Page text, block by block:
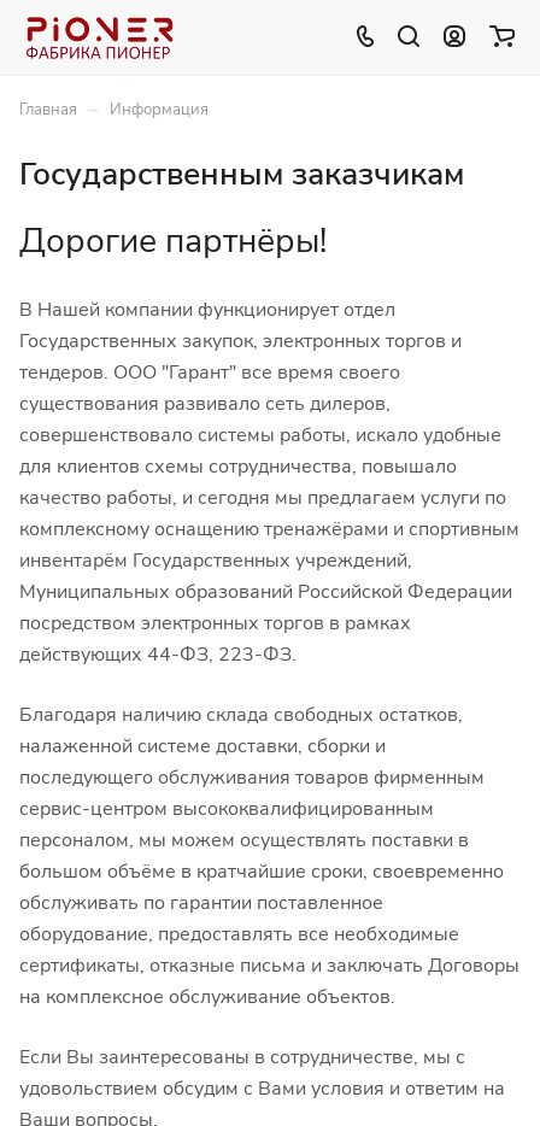
Главная – Информация
Государственным заказчикам
Дорогие партнёры!
В Нашей компании функционирует отдел
Государственных закупок, электронных торгов и
тендеров. ООО "Гарант" все время своего
существования развивало сеть дилеров,
совершенствовало системы работы, искало удобные
для клиентов схемы сотрудничества, повышало
качество работы, и сегодня мы предлагаем услуги по
комплексному оснащению тренажёрами и спортивным
инвентарём Государственных учреждений,
Муниципальных образований Российской Федерации
посредством электронных торгов в рамках
действующих 44-ФЗ, 223-ФЗ.
Благодаря наличию склада свободных остатков,
налаженной системе доставки, сборки и
последующего обслуживания товаров фирменным
сервис-центром высококвалифицированным
персоналом, мы можем осуществлять поставки в
большом объёме в кратчайшие сроки, своевременно
обслуживать по гарантии поставленное
оборудование, предоставлять все необходимые
сертификаты, отказные письма и заключать Договоры
на комплексное обслуживание объектов.
Если Вы заинтересованы в сотрудничестве, мы с
удовольствием обсудим с Вами условия и ответим на
Ваши вопросы.